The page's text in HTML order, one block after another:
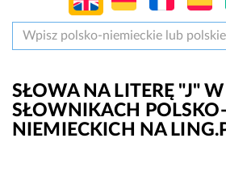
SŁOWA NA LITERĘ "J" W
SŁOWNIKACH POLSKO-
NIEMIECKICH NA